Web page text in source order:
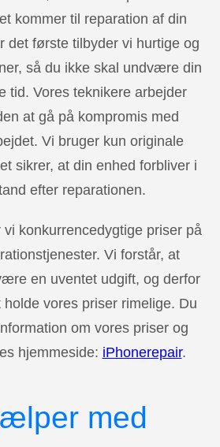
kommer til reparation af din
det første tilbyder vi hurtige og
så du ikke skal undvære din
tid. Vores teknikere arbejder
at gå på kompromis med
Vi bruger kun originale
sikrer, at din enhed forbliver i
efter reparationen.
konkurrencedygtige priser på
Vi forstår, at
en uventet udgift, og derfor
vores priser rimelige. Du
om vores priser og
hjemmeside: iPhonerepair.
med